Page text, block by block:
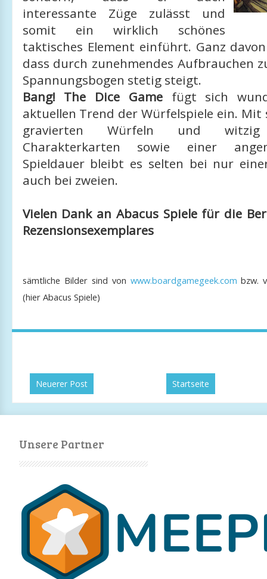
interessante Züge zulässt und
somit ein wirklich schönes
taktisches Element einführt. Ganz
dass durch zunehmendes Aufbrauchen
Spannungsbogen stetig steigt.
Bang! The Dice Gamefügt sich
aktuellen Trend der Würfelspiele ein. Mit
gravierten Würfeln und witzig
Charakterkarten sowie einer
Spieldauer bleibt es selten bei nur
auch bei zweien.
Vielen Dank an Abacus Spiele für die
Rezensionsexemplares
sämtliche Bilder sind von www.boardgamegeek.com bzw.
(hier Abacus Spiele)
Neuerer Post Startseite
Unsere Partner